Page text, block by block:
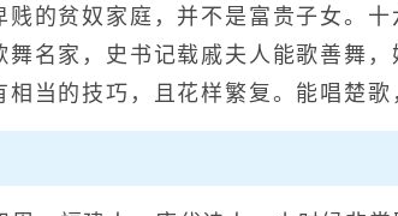
贫奴家庭，并不是富贵子女。十
名家，史书记载戚夫人能歌善舞
相当的技巧，且花样繁复。能唱楚